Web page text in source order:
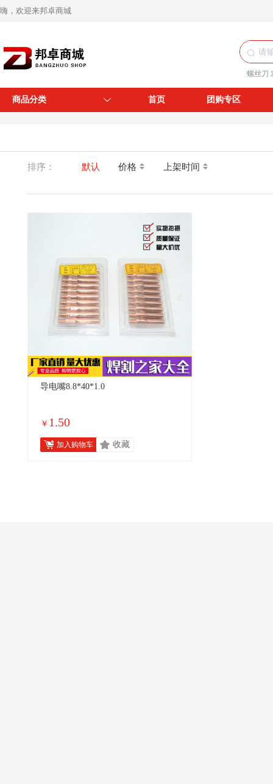
嗨，欢迎来邦卓商城
螺丝刀
商品分类 首页 团购专区
排序： 默认 价格 上架时间
导电嘴8.8*40*1.0
￥ 1.50
加入购物车 收藏